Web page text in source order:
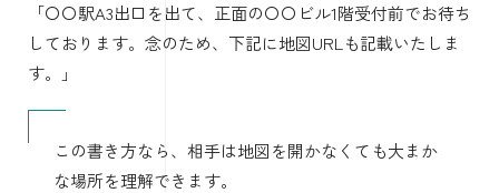
「〇〇駅A3出口を出て、正面の〇〇ビル1階受付前でお待ち
しております。念のため、下記に地図URLも記載いたしま
す。」
この書き方なら、相手は地図を開かなくても大まか
な場所を理解できます。